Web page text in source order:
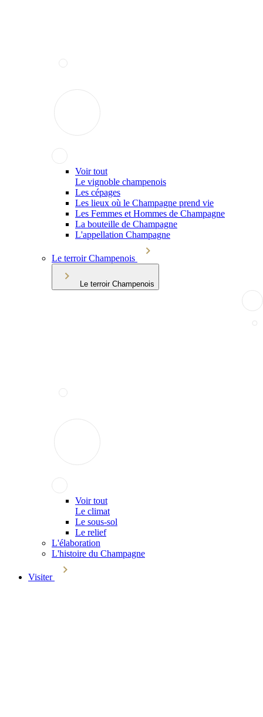
Voir tout
Le vignoble champenois
Les cépages
Les lieux où le Champagne prend vie
Les Femmes et Hommes de Champagne
La bouteille de Champagne
L'appellation Champagne
Le terroir Champenois
Le terroir Champenois
Voir tout
Le climat
Le sous-sol
Le relief
L'élaboration
L'histoire du Champagne
Visiter